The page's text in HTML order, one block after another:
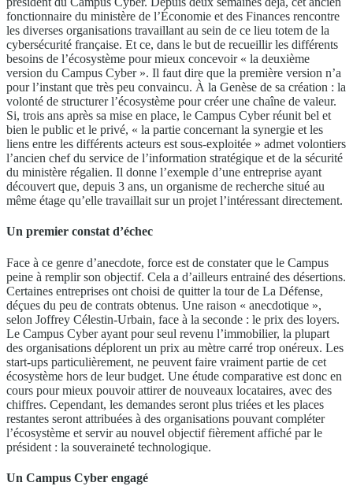
fonctionnaire du ministère de l’Économie et des Finances rencontre
les diverses organisations travaillant au sein de ce lieu totem de la
cybersécurité française. Et ce, dans le but de recueillir les différents
besoins de l’écosystème pour mieux concevoir « la deuxième
version du Campus Cyber ». Il faut dire que la première version n’a
pour l’instant que très peu convaincu. À la Genèse de sa création : la
volonté de structurer l’écosystème pour créer une chaîne de valeur.
Si, trois ans après sa mise en place, le Campus Cyber réunit bel et
bien le public et le privé, « la partie concernant la synergie et les
liens entre les différents acteurs est sous-exploitée » admet volontiers
l’ancien chef du service de l’information stratégique et de la sécurité
du ministère régalien. Il donne l’exemple d’une entreprise ayant
découvert que, depuis 3 ans, un organisme de recherche situé au
même étage qu’elle travaillait sur un projet l’intéressant directement.
Un premier constat d’échec
Face à ce genre d’anecdote, force est de constater que le Campus
peine à remplir son objectif. Cela a d’ailleurs entrainé des désertions.
Certaines entreprises ont choisi de quitter la tour de La Défense,
déçues du peu de contrats obtenus. Une raison « anecdotique »,
selon Joffrey Célestin-Urbain, face à la seconde : le prix des loyers.
Le Campus Cyber ayant pour seul revenu l’immobilier, la plupart
des organisations déplorent un prix au mètre carré trop onéreux. Les
start-ups particulièrement, ne peuvent faire vraiment partie de cet
écosystème hors de leur budget. Une étude comparative est donc en
cours pour mieux pouvoir attirer de nouveaux locataires, avec des
chiffres. Cependant, les demandes seront plus triées et les places
restantes seront attribuées à des organisations pouvant compléter
l’écosystème et servir au nouvel objectif fièrement affiché par le
président : la souveraineté technologique.
Un Campus Cyber engagé